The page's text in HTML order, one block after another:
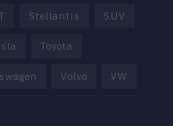
Stellantis SUV
Toyota
Volvo VW